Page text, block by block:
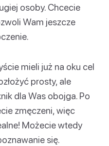
osoby. Chcecie
Wam jeszcze
mieli już na oku cel
prosty, ale
dla Was obojga. Po
zmęczeni, więc
Możecie wtedy
się.